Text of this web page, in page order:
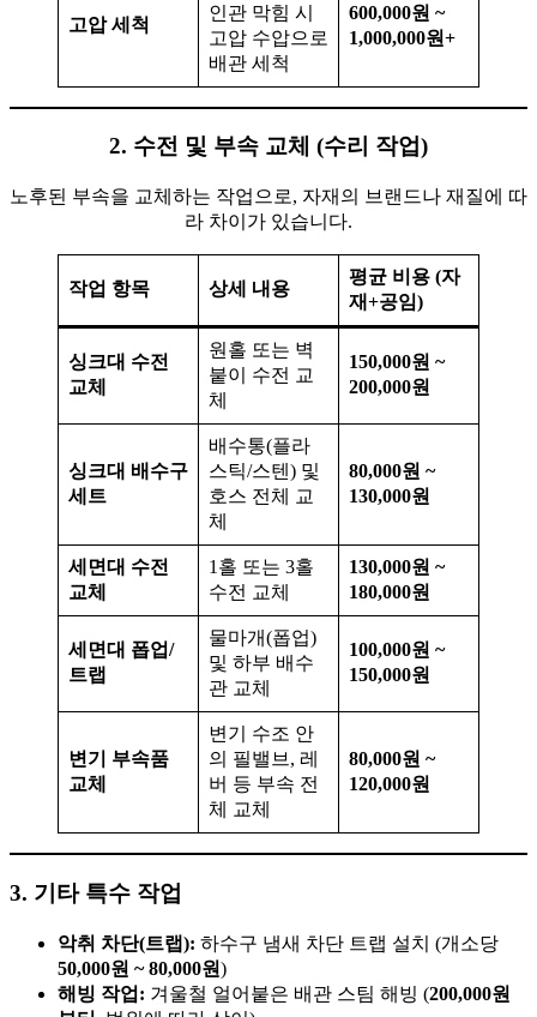
고압 세척
인관 막힘 시
고압 수압으로
배관 세척
600,000원 ~
1,000,000원+
2. 수전 및 부속 교체 (수리 작업)
노후된 부속을 교체하는 작업으로, 자재의 브랜드나 재질에 따
라 차이가 있습니다.
작업 항목 상세 내용
평균 비용 (자
재+공임)
싱크대 수전
교체
원홀 또는 벽
붙이 수전 교
체
150,000원 ~
200,000원
싱크대 배수구
세트
배수통(플라
스틱/스텐) 및
호스 전체 교
체
80,000원 ~
130,000원
세면대 수전
교체
1홀 또는 3홀
수전 교체
130,000원 ~
180,000원
세면대 폽업/
트랩
물마개(폽업)
및 하부 배수
관 교체
100,000원 ~
150,000원
변기 부속품
교체
변기 수조 안
의 필밸브, 레
버 등 부속 전
체 교체
80,000원 ~
120,000원
3. 기타 특수 작업
악취 차단(트랩): 하수구 냄새 차단 트랩 설치 (개소당
50,000원 ~ 80,000원)
해빙 작업: 겨울철 얼어붙은 배관 스팀 해빙 (200,000원